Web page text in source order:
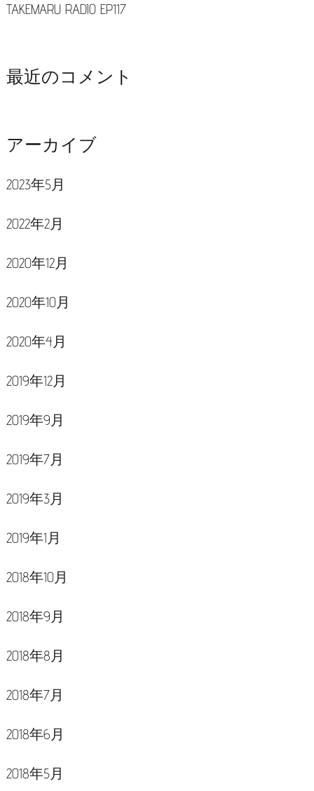
TAKEMARU RADIO EP117
最近のコメント
アーカイブ
2023年5月
2022年2月
2020年12月
2020年10月
2020年4月
2019年12月
2019年9月
2019年7月
2019年3月
2019年1月
2018年10月
2018年9月
2018年8月
2018年7月
2018年6月
2018年5月